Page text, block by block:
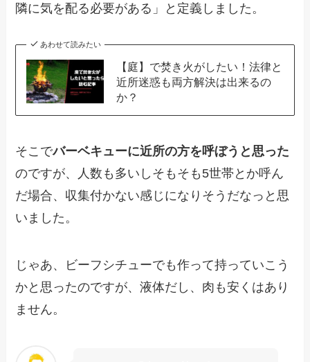
隣に気を配る必要がある」と定義しました。
あわせて読みたい
【庭】で焚き火がしたい！法律と
近所迷惑も両方解決は出来るの
か？
そこでバーベキューに近所の方を呼ぼうと思った
のですが、人数も多いしそもそも5世帯とか呼ん
だ場合、収集付かない感じになりそうだなっと思
いました。
じゃあ、ビーフシチューでも作って持っていこう
かと思ったのですが、液体だし、肉も安くはあり
ません。